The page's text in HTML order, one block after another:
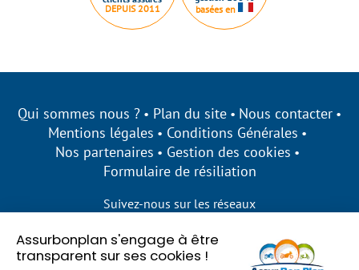
Assurbonplan s'engage à être
transparent sur ses cookies !
DEPUIS 2011
basées en
Qui sommes nous ? Plan du site
Nous contacter
Mentions légales
Conditions Générales
Nos partenaires
Gestion des cookies
Formulaire de résiliation
Suivez-nous sur les réseaux